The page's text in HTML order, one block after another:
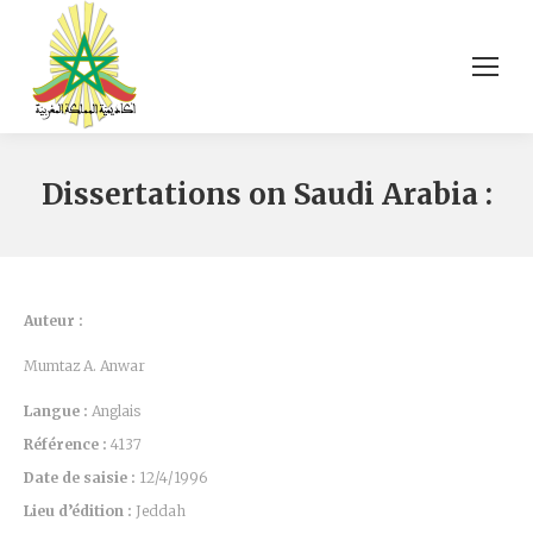
Dissertations on Saudi Arabia :
Auteur :
Mumtaz A. Anwar
Langue : Anglais
Référence : 4137
Date de saisie : 12/4/1996
Lieu d’édition : Jeddah